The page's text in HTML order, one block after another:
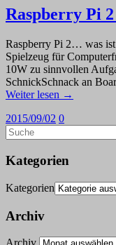
Raspberry Pi 2
Raspberry Pi 2… was ist
Spielzeug für
10W zu sinnvollen
SchnickSchnack an
Weiter lesen →
2015/09/02 0
Kategorien
Kategorien
Archiv